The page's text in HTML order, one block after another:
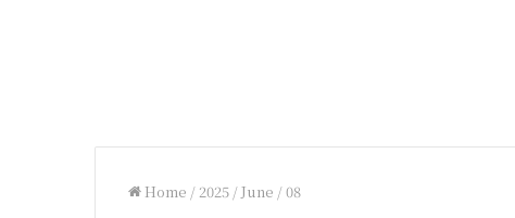
Home /2025 /June /08